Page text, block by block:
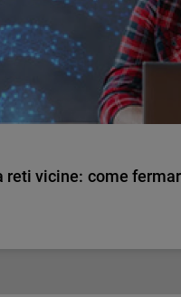
la visibilità su larga
reti vicine: come